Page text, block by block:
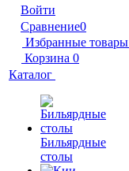
Войти
Сравнение0
Избранные товары
Корзина 0
Каталог
Бильярдные
столы